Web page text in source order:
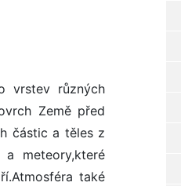
vrstev různých
Země před
částic a těles z
meteory,které
také